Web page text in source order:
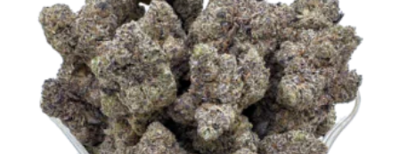
Optionen
können
auf
der
Produktseite
gewählt
werden